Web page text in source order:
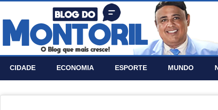
CIDADE ECONOMIA ESPORTE MUNDO